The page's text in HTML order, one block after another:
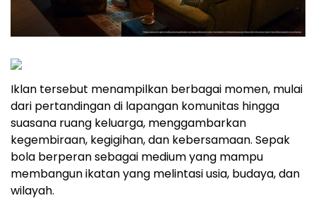
Iklan tersebut menampilkan berbagai momen, mulai
dari pertandingan di lapangan komunitas hingga
suasana ruang keluarga, menggambarkan
kegembiraan, kegigihan, dan kebersamaan. Sepak
bola berperan sebagai medium yang mampu
membangun ikatan yang melintasi usia, budaya, dan
wilayah.